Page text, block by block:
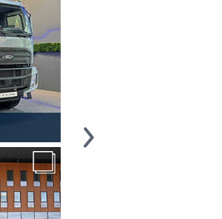
DEMOPARK 2023